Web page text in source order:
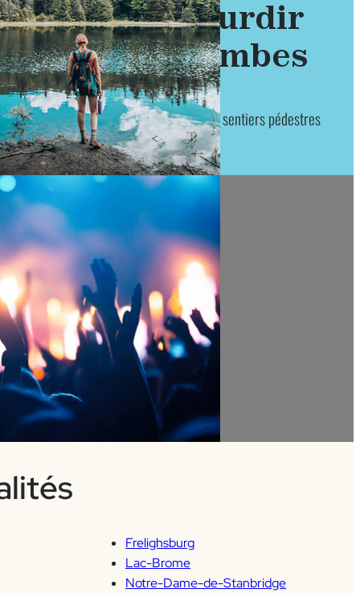
dégourdir
les jambes
plus de 200 km de sentiers pédestres
Frelighsburg
Lac-Brome
Notre-Dame-de-Stanbridge